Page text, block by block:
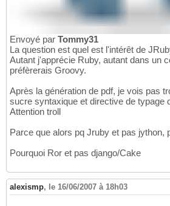
Envoyé par Tommy31
La question est quel est l'intérêt de
Autant j'apprécie Ruby, autant dans un
préfèrerais Groovy.
Après la génération de pdf, je vois pas
sucre syntaxique et directive de typage
Attention troll
Parce que alors pq Jruby et pas jython,
Pourquoi Ror et pas django/Cake
alexismp, le 16/06/2007 à 18h03